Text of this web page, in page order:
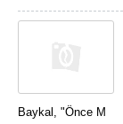
Baykal, "Önce M